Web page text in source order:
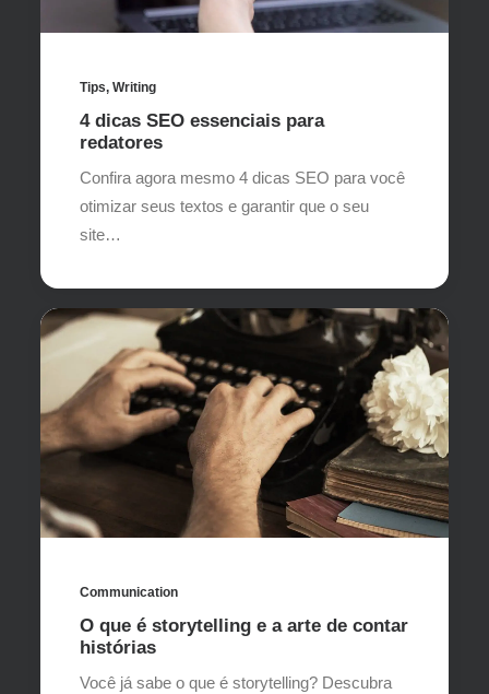
Tips, Writing
4 dicas SEO essenciais para
redatores
Confira agora mesmo 4 dicas SEO para você
otimizar seus textos e garantir que o seu
site…
Communication
O que é storytelling e a arte de contar
histórias
Você já sabe o que é storytelling? Descubra